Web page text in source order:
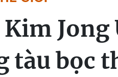
Jong
tàu bọc